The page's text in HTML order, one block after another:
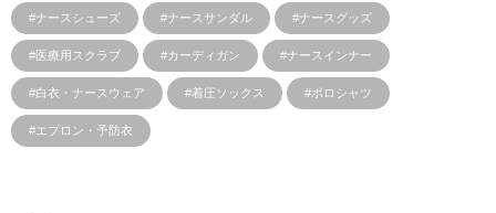
#ナースシューズ #ナースサンダル #ナースグッズ
#医療用スクラブ #カーディガン #ナースインナー
#白衣・ナースウェア #着圧ソックス #ポロシャツ
#エプロン・予防衣